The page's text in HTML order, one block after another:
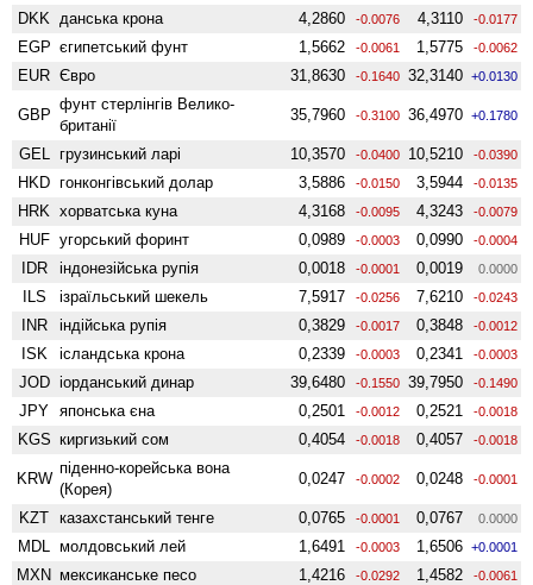
DKK данська крона 4,2860 -0.0076 4,3110 -0.0177
EGP єгипетський фунт 1,5662 -0.0061 1,5775 -0.0062
EUR Євро 31,8630 -0.1640 32,3140 +0.0130
GBP
фунт стерлінгів Велико­
британії
35,7960 -0.3100 36,4970 +0.1780
GEL грузинський ларі 10,3570 -0.0400 10,5210 -0.0390
HKD гонконгівський долар 3,5886 -0.0150 3,5944 -0.0135
HRK хорватська куна 4,3168 -0.0095 4,3243 -0.0079
HUF угорський форинт 0,0989 -0.0003 0,0990 -0.0004
IDR індонезійська рупія 0,0018 -0.0001 0,0019 0.0000
ILS ізраїльський шекель 7,5917 -0.0256 7,6210 -0.0243
INR індійська рупія 0,3829 -0.0017 0,3848 -0.0012
ISK ісландська крона 0,2339 -0.0003 0,2341 -0.0003
JOD іорданський динар 39,6480 -0.1550 39,7950 -0.1490
JPY японська єна 0,2501 -0.0012 0,2521 -0.0018
KGS киргизький сом 0,4054 -0.0018 0,4057 -0.0018
KRW
піденно-корейська вона
(Корея)
0,0247 -0.0002 0,0248 -0.0001
KZT казахстанський тенге 0,0765 -0.0001 0,0767 0.0000
MDL молдовський лей 1,6491 -0.0003 1,6506 +0.0001
MXN мексиканське песо 1,4216 -0.0292 1,4582 -0.0061